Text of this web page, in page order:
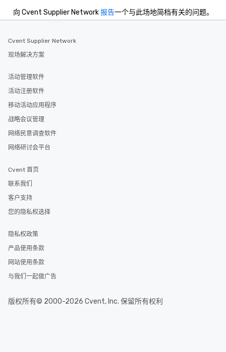
向 Cvent Supplier Network报告一个与此场地简档有关的问题。
Cvent Supplier Network
现场解决方案
活动管理软件
活动注册软件
移动活动应用程序
战略会议管理
网络民意调查软件
网络研讨会平台
Cvent 首页
联系我们
客户支持
您的隐私权选择
隐私权政策
产品使用条款
网站使用条款
与我们一起做广告
版权所有© 2000-2026 Cvent, Inc. 保留所有权利